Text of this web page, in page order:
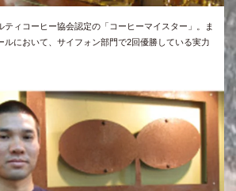
ティコーヒー協会認定の「コーヒーマイスター」。ま
ルにおいて、サイフォン部門で2回優勝している実力